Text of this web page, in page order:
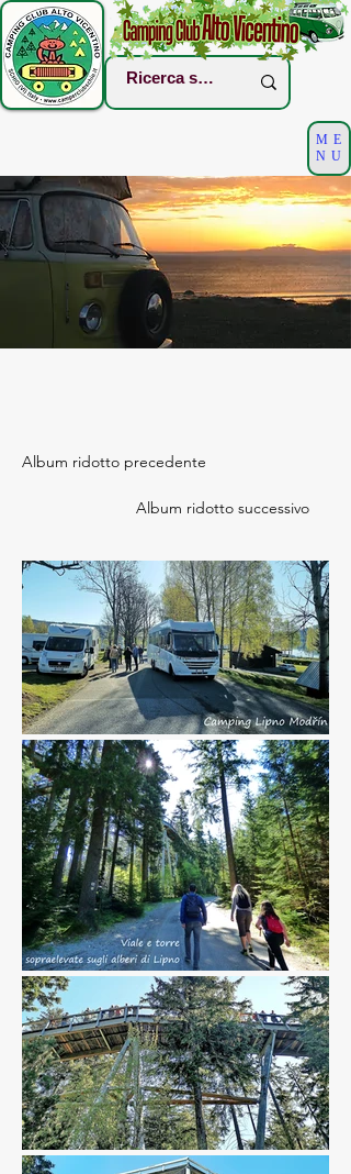
ME
NU
Album ridotto precedente
Album ridotto successivo